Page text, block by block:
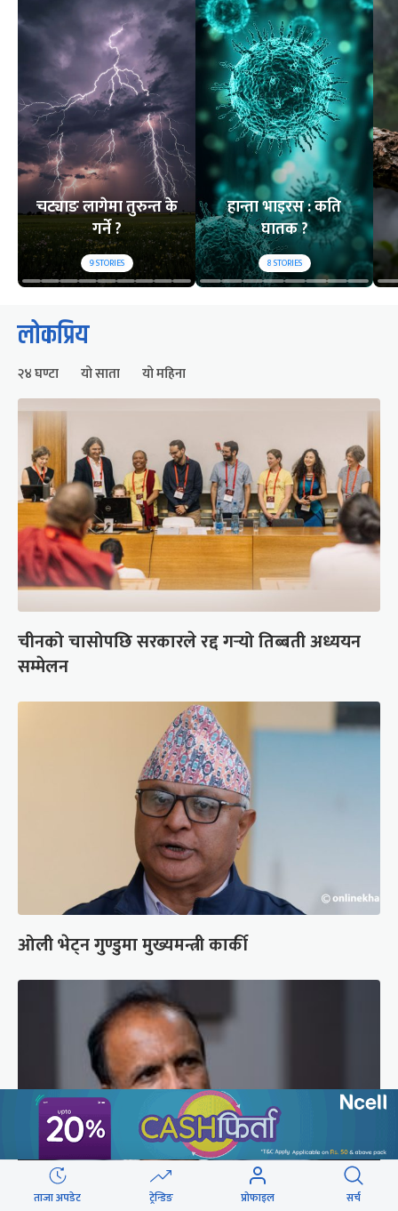
चट्याङ लागेमा तुरुन्त के
गर्ने ?
9STORIES
हान्ता भाइरस : कति
घातक ?
8STORIES
लोकप्रिय
२४ घण्टा यो साता यो महिना
चीनको चासोपछि सरकारले रद्द गर्‍यो तिब्बती अध्ययन
सम्मेलन
ओली भेट्न गुण्डुमा मुख्यमन्त्री कार्की
ताजा अपडेट ट्रेन्डिङ प्रोफाइल सर्च